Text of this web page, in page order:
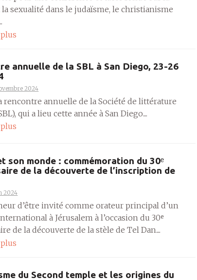
sexualité dans le judaïsme, le christianisme
annuelle de la SBL à San Diego, 23-26
2024
rencontre annuelle de la Société de littérature
qui a lieu cette année à San Diego....
son monde : commémoration du 30ᵉ
de la découverte de l’inscription de
2024
d’être invité comme orateur principal d’un
à Jérusalem à l’occasion du 30ᵉ
de la découverte de la stèle de Tel Dan....
du Second temple et les origines du